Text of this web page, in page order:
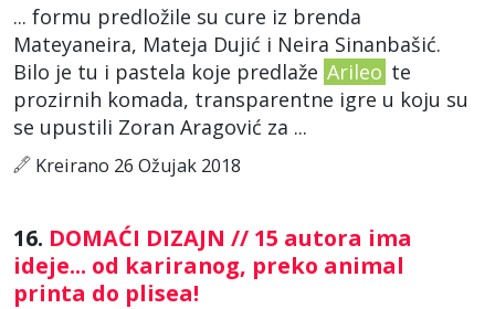
... formu predložile su cure iz brenda
Mateyaneira, Mateja Dujić i Neira Sinanbašić.
Bilo je tu i pastela koje predlaže Arileo te
prozirnih komada, transparentne igre u koju su
se upustili Zoran Aragović za ...
Kreirano 26 Ožujak 2018
16. DOMAĆI DIZAJN // 15 autora ima
ideje... od kariranog, preko animal
printa do plisea!